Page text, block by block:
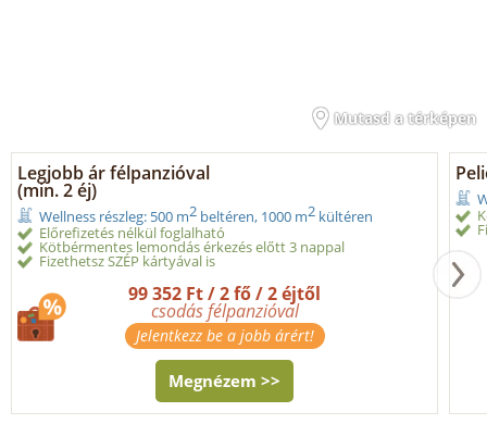
Mutasd a térképen
Legjobb ár félpanzióval
(min. 2 éj)
Wellness részleg: 500 m2 beltéren, 1000 m2 kültéren
Előrefizetés nélkül foglalható
Kötbérmentes lemondás érkezés előtt 3 nappal
Fizethetsz SZÉP kártyával is
99 352 Ft / 2 fő / 2 éjtől
csodás félpanzióval
Jelentkezz be a jobb árért!
Megnézem >>